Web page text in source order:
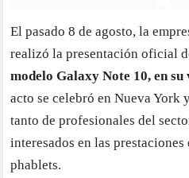
El pasado 8 de agosto, la
realizó la presentación oficial
modelo Galaxy Note 10, en
acto se celebró en Nueva York
tanto de profesionales del
interesados en las
phablets.